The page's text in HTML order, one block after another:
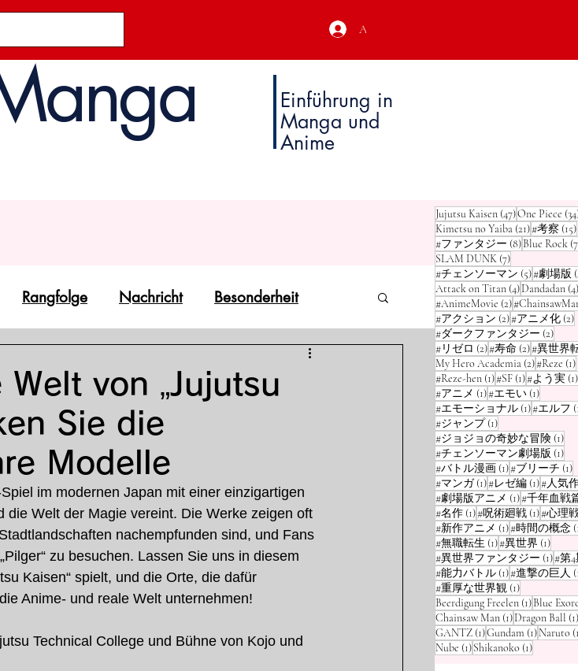
Anmeldung
Einführung in
Manga und
Anime
Rangfolge Nachricht Besonderheit
von „Jujutsu
Sie die
Modelle
im modernen Japan mit einer einzigartigen
Welt der Magie vereint. Die Werke zeigen oft
nachempfunden sind, und Fans
zu besuchen. Lassen Sie uns in diesem
Kaisen“ spielt, und die Orte, die dafür
Anime- und reale Welt unternehmen!
Technical College und Bühne von Kojo und
Jujutsu Kaisen (47)47 Beiträge
One Piece
Kimetsu no Yaiba (21)21 Beiträge
#考察 (15)
#ファンタジー (8)8 Beiträge
Blue Rock
SLAM DUNK (7)7 Beiträge
#チェンソーマン (5)5 Beiträge
#劇場版
Attack on Titan (4)4 Beiträge
Dandadan (4)
#AnimeMovie (2)2 Beiträge
#アクション (2)2 Beiträge
#アニメ化 (2)
#ダークファンタジー (2)2
#リゼロ (2)2 Beiträge
#寿命 (2)2 Beiträge
#異世界
My Hero Academia (2)2 Beiträge
#Reze (1)
#Reze-hen (1)1 Beitrag
#SF (1)1 Beitrag
#よう実 (1)
#アニメ (1)1 Beitrag
#エモい (1)1 Beitrag
#エモーショナル (1)1 Beitrag
#エルフ
#ジャンプ (1)1 Beitrag
#ジョジョの奇妙な冒険 (1)1
#チェンソーマン劇場版 (1)1
#バトル漫画 (1)1 Beitrag
#ブリーチ (1)
#マンガ (1)1 Beitrag
#レゼ編 (1)1 Beitrag
#人気
#劇場版アニメ (1)1 Beitrag
#千年血戦
#名作 (1)1 Beitrag
#呪術廻戦 (1)1 Beitrag
#心理
#新作アニメ (1)1 Beitrag
#時間の概念
#無職転生 (1)1 Beitrag
#異世界 (1)1
#異世界ファンタジー (1)1#第
#能力バトル (1)1 Beitrag
#進撃の巨人
#重厚な世界観 (1)1 Beitrag
Beerdigung Freelen (1)1 Beitrag
Blue
Chainsaw Man (1)1 Beitrag
Dragon Ball (1)
GANTZ (1)1 Beitrag
Gundam (1)1 Beitrag
Naruto
Nube (1)1 Beitrag
Shikanoko (1)1 Beitrag